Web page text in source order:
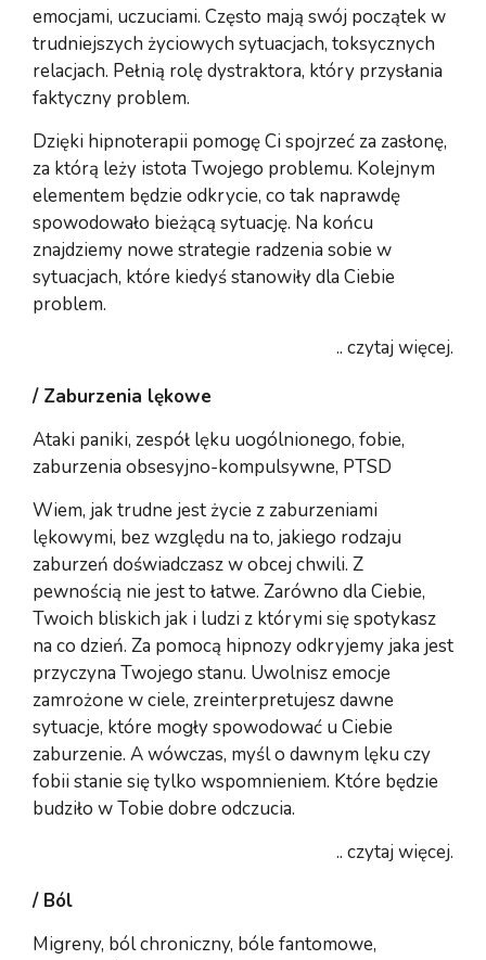
emocjami, uczuciami. Często mają swój początek w
trudniejszych życiowych sytuacjach, toksycznych
relacjach. Pełnią rolę dystraktora, który przysłania
faktyczny problem.
Dzięki hipnoterapii pomogę Ci spojrzeć za zasłonę,
za którą leży istota Twojego problemu. Kolejnym
elementem będzie odkrycie, co tak naprawdę
spowodowało bieżącą sytuację. Na końcu
znajdziemy nowe strategie radzenia sobie w
sytuacjach, które kiedyś stanowiły dla Ciebie
problem.
.. czytaj więcej.
/ Zaburzenia lękowe
Ataki paniki, zespół lęku uogólnionego, fobie,
zaburzenia obsesyjno-kompulsywne, PTSD
Wiem, jak trudne jest życie z zaburzeniami
lękowymi, bez względu na to, jakiego rodzaju
zaburzeń doświadczasz w obcej chwili. Z
pewnością nie jest to łatwe. Zarówno dla Ciebie,
Twoich bliskich jak i ludzi z którymi się spotykasz
na co dzień. Za pomocą hipnozy odkryjemy jaka jest
przyczyna Twojego stanu. Uwolnisz emocje
zamrożone w ciele, zreinterpretujesz dawne
sytuacje, które mogły spowodować u Ciebie
zaburzenie. A wówczas, myśl o dawnym lęku czy
fobii stanie się tylko wspomnieniem. Które będzie
budziło w Tobie dobre odczucia.
.. czytaj więcej.
/ Ból
Migreny, ból chroniczny, bóle fantomowe,